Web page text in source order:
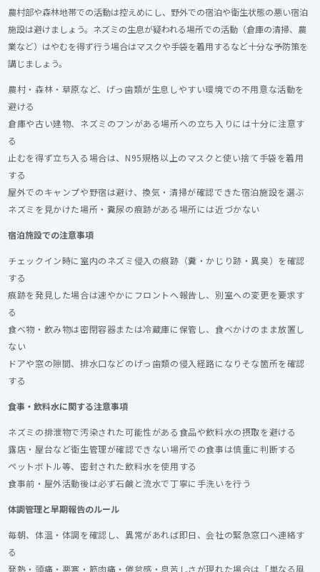
農村部や森林地帯での活動は控えめにし、野外での宿泊や衛生状態の悪い宿泊
施設は避けましょう。ネズミの生息が疑われる場所での活動（倉庫の清掃、農
業など）はやむを得ず行う場合はマスクや手袋を着用するなど十分な予防策を
講じましょう。
農村・森林・草原など、げっ歯類が生息しやすい環境での不用意な活動を
避ける
倉庫や古い建物、ネズミのフンがある場所への立ち入りには十分に注意す
る
止むを得ず立ち入る場合は、N95規格以上のマスクと使い捨て手袋を着用
する
屋外でのキャンプや野宿は避け、換気・清掃が確認できた宿泊施設を選ぶ
ネズミを見かけた場所・糞尿の痕跡がある場所には近づかない
宿泊施設での注意事項
チェックイン時に室内のネズミ侵入の痕跡（糞・かじり跡・異臭）を確認
する
痕跡を発見した場合は速やかにフロントへ報告し、別室への変更を要求す
る
食べ物・飲み物は密閉容器または冷蔵庫に保管し、食べかけのまま放置し
ない
ドアや窓の隙間、排水口などのげっ歯類の侵入経路になりそな箇所を確認
する
食事・飲料水に関する注意事項
ネズミの排泄物で汚染された可能性がある食品や飲料水の摂取を避ける
露店・屋台など衛生管理が確認できない場所での食事は慎重に判断する
ペットボトル等、密封された飲料水を使用する
食事前・屋外活動後は必ず石鹸と流水で丁寧に手洗いを行う
体調管理と早期報告のルール
毎朝、体温・体調を確認し、異常があれば即日、会社の緊急窓口へ連絡す
る
発熱・頭痛・悪寒・筋肉痛・倦怠感・息苦しさが現れた場合は「単なる風